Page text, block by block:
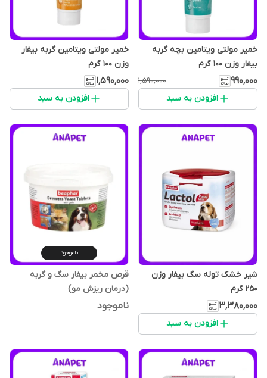
خمیر مولتی ویتامین بچه گربه
بیفار وزن 100 گرم
۹۹۰٬۰۰۰ ۱٬۵۹۰٬۰۰۰
افزودن به سبد
خمیر مولتی ویتامین گربه بیفار
وزن 100 گرم
۱٬۵۹۰٬۰۰۰
افزودن به سبد
شیر خشک توله سگ بیفار وزن
250 گرم
۳٬۳۸۰٬۰۰۰
افزودن به سبد
ناموجود
قرص مخمر بیفار سگ و گربه
(درمان ریزش مو)
ناموجود